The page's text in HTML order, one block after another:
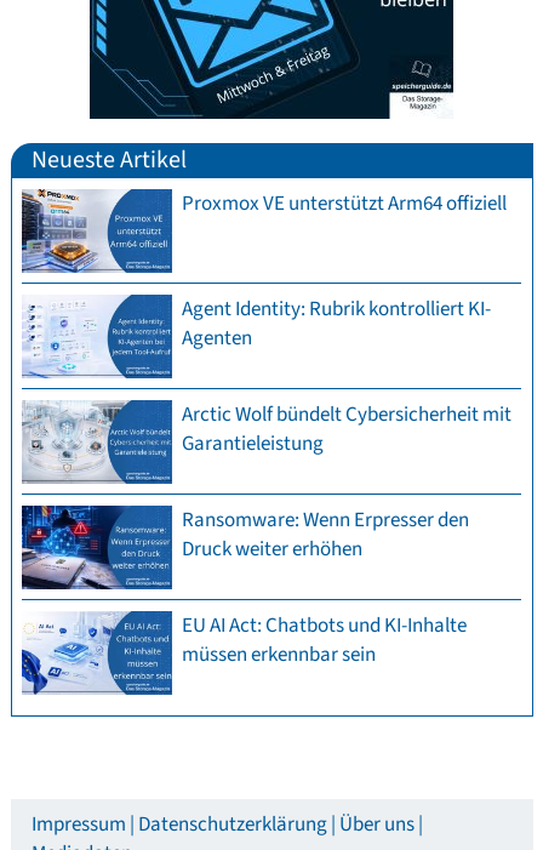
Neueste Artikel
Proxmox VE unterstützt Arm64 offiziell
Agent Identity: Rubrik kontrolliert KI-
Agenten
Arctic Wolf bündelt Cybersicherheit mit
Garantieleistung
Ransomware: Wenn Erpresser den
Druck weiter erhöhen
EU AI Act: Chatbots und KI-Inhalte
müssen erkennbar sein
Impressum Datenschutzerklärung Über uns